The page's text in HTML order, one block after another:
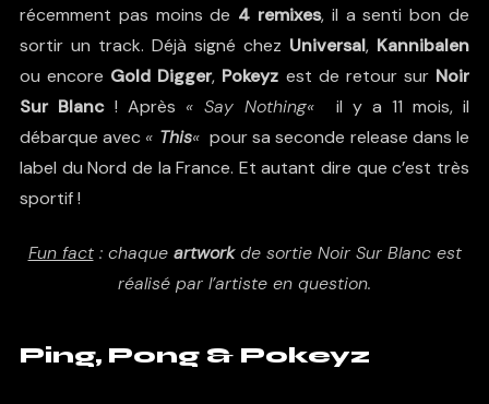
récemment pas moins de 4 remixes, il a senti bon de
sortir un track. Déjà signé chez Universal, Kannibalen
ou encore Gold Digger, Pokeyz est de retour surNoir
Sur Blanc ! Après «Say Nothing«
il y a 11 mois, il
débarque avec « This« pour sa seconde release dans le
label du Nord de la France. Et autant dire que c’est très
sportif !
Fun fact: chaque artworkde sortie Noir Sur Blanc est
réalisé par l’artiste en question.
Ping, Pong & Pokeyz